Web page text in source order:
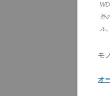
外
ル。
モ
オ